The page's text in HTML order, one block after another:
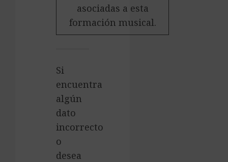
asociadas a esta
formación musical.
Si
encuentra
algún
dato
incorrecto
o
desea